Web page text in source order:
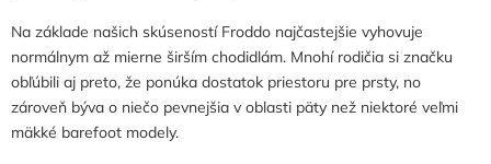
v
k
y
v
ý
Na základe našich skúseností Froddo najčastejšie vyhovuje
normálnym až mierne širším chodidlám. Mnohí rodičia si značku
obľúbili aj preto, že ponúka dostatok priestoru pre prsty, no
zároveň býva o niečo pevnejšia v oblasti päty než niektoré veľmi
mäkké barefoot modely.